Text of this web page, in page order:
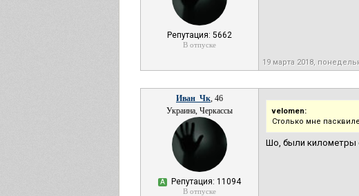
Репутация: 5662
В отпуске
19 марта 2018,
Иван_Чк, 46
Украина, Черкассы
А Репутация: 11094
В отпуске
velomen:
Столько мне
Шо, были километры